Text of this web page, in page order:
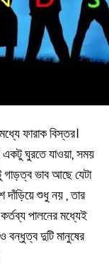
ফারাক বিস্তর।
একটু ঘুরতে যাওয়া, সময়
ভাব আছে যেটা
দাঁড়িয়ে শুধু নয় , তার
পালনের মধ্যেই
বন্ধুত্ব দুটি মানুষের